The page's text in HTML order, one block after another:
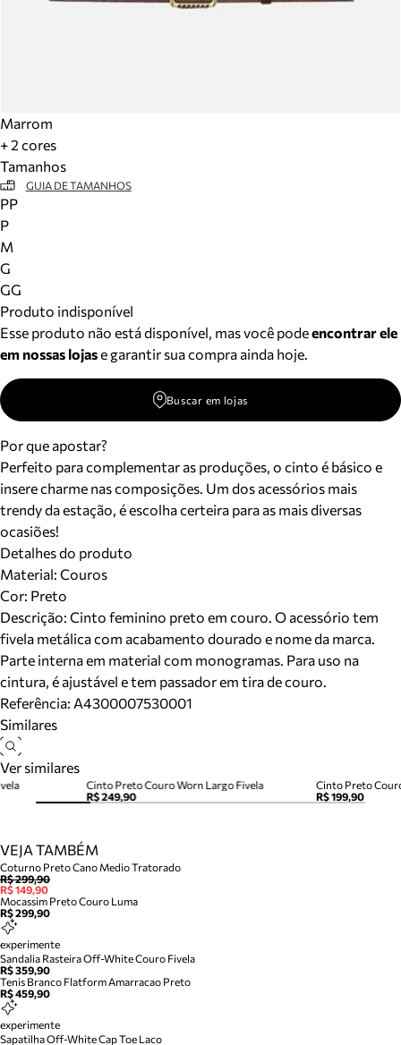
Marrom
+ 2 cores
Tamanhos
GUIA DE TAMANHOS
PP
P
M
G
GG
Produto indisponível
Esse produto não está disponível, mas você podeencontrar ele
em nossas lojase garantir sua compra ainda hoje.
Buscar em lojas
Por que apostar?
Perfeito para complementar as produções, o cinto é básico e
insere charme nas composições. Um dos acessórios mais
trendy da estação, é escolha certeira para as mais diversas
ocasiões!
Detalhes do produto
Material: Couros
Cor: Preto
Descrição: Cinto feminino preto em couro. O acessório tem
fivela metálica com acabamento dourado e nome da marca.
Parte interna em material com monogramas. Para uso na
cintura, é ajustável e tem passador em tira de couro.
Referência: A4300007530001
Similares
Ver similares
Cinto Preto Couro Worn Largo Fivela
R$ 249,90
Cinto Preto
R$ 199,90
VEJA TAMBÉM
Coturno Preto Cano Medio Tratorado
R$ 299,90
R$ 149,90
Mocassim Preto Couro Luma
R$ 299,90
experimente
Sandalia Rasteira Off-White Couro Fivela
R$ 359,90
Tenis Branco Flatform Amarracao Preto
R$ 459,90
experimente
Sapatilha Off-White Cap Toe Laco